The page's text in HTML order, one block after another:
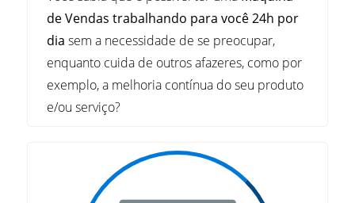
dia sem a necessidade de se preocupar,
enquanto cuida de outros afazeres, como por
exemplo, a melhoria contínua do seu produto
e/ou serviço?